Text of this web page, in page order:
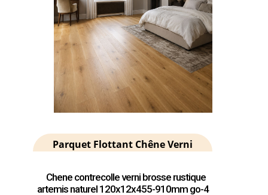
Parquet Flottant Chêne Verni
Chene contrecolle verni brosse rustique
artemis naturel 120x12x455-910mm go-4